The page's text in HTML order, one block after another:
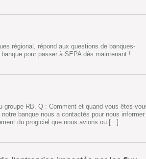
régional, répond aux questions de banques-
pour passer à SEPA dès maintenant !
RB. Q : Comment et quand vous êtes-
banque nous a contactés pour nous informer
du progiciel que nous avions ou [...]